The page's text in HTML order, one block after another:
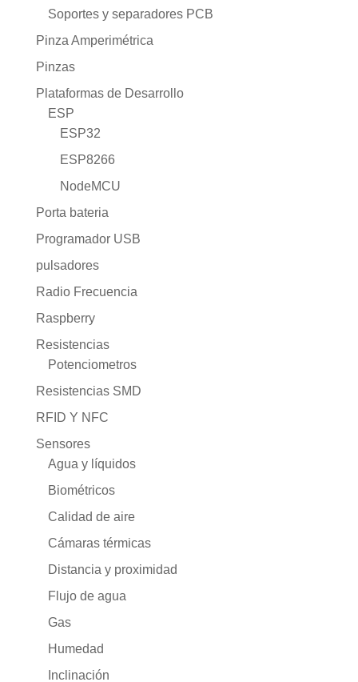
Soportes y separadores PCB
Pinza Amperimétrica
Pinzas
Plataformas de Desarrollo
ESP
ESP32
ESP8266
NodeMCU
Porta bateria
Programador USB
pulsadores
Radio Frecuencia
Raspberry
Resistencias
Potenciometros
Resistencias SMD
RFID Y NFC
Sensores
Agua y líquidos
Biométricos
Calidad de aire
Cámaras térmicas
Distancia y proximidad
Flujo de agua
Gas
Humedad
Inclinación